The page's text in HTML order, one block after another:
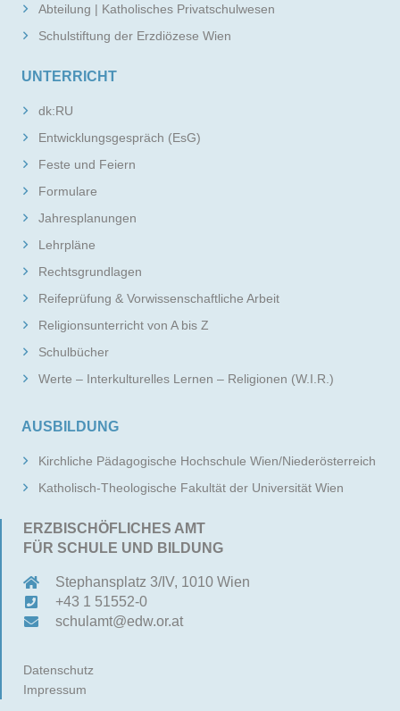
Abteilung | Katholisches Privatschulwesen
Schulstiftung der Erzdiözese Wien
UNTERRICHT
dk:RU
Entwicklungsgespräch (EsG)
Feste und Feiern
Formulare
Jahresplanungen
Lehrpläne
Rechtsgrundlagen
Reifeprüfung & Vorwissenschaftliche Arbeit
Religionsunterricht von A bis Z
Schulbücher
Werte – Interkulturelles Lernen – Religionen (W.I.R.)
AUSBILDUNG
Kirchliche Pädagogische Hochschule Wien/Niederösterreich
Katholisch-Theologische Fakultät der Universität Wien
ERZBISCHÖFLICHES AMT
FÜR SCHULE UND BILDUNG
Stephansplatz 3/IV, 1010 Wien
+43 1 51552-0
schulamt@edw.or.at
Datenschutz
Impressum